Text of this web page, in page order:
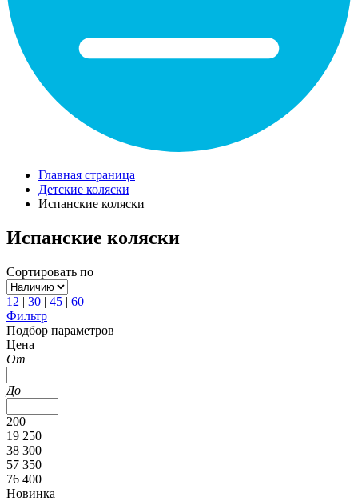
Главная страница
Детские коляски
Испанские коляски
Испанские коляски
Сортировать по
12 | 30 | 45 | 60
Фильтр
Подбор параметров
Цена
От
До
200
19 250
38 300
57 350
76 400
Новинка